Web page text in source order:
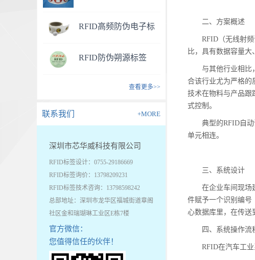
RFID高频防伪电子标
RFID防伪朔源标签
查看更多>>
联系我们 +MORE
深圳市芯华威科技有限公司
RFID标签设计：0755-29186669
RFID标签询价：13798209231
RFID标签技术咨询：13798598242
总部地址：深圳市龙华区福城街道章阁
社区金和瑞瑚琳工业区E栋7楼
官方微信：
您值得信任的伙伴！
二、方案概述
RFID（无线射
比，具有数据容量
与其他行业相比
合该行业尤为严格的
技术在物料与产品跟
式控制。
典型的RFID自
单元相连。
三、系统设计
在企业车间现场
件赋予一个识别编号
心数据库里，在传送
四、系统操作流
RFID在汽车工